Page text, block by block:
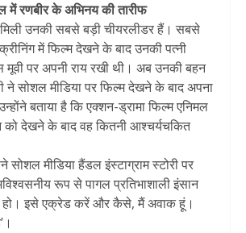
में रणबीर के अभिनय की तारीफ
उनकी सबसे बड़ी चीयरलीडर हैं। सबसे
में फिल्म देखने के बाद उनकी पत्नी
पर अपनी राय रखी थी। अब उनकी बहन
ने सोशल मीडिया पर फिल्म देखने के बाद अपना
बताया है कि एक्शन-ड्रामा फिल्म एनिमल
को देखने के बाद वह कितनी आश्चर्यचकित
सोशल मीडिया हैंडल इंस्टाग्राम स्टोरी पर
रूप से पागल प्रतिभाशाली इंसान
इसे एक्रेड करें और कैसे, मैं अवाक हूं।